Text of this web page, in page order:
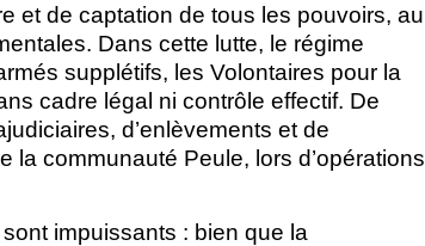
et de captation de tous les pouvoirs, au
Dans cette lutte, le régime
supplétifs, les Volontaires pour la
cadre légal ni contrôle effectif. De
d’enlèvements et de
la communauté Peule, lors d’opérations
impuissants : bien que la